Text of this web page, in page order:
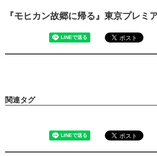
『モヒカン故郷に帰る』東京プレミ
関連タグ